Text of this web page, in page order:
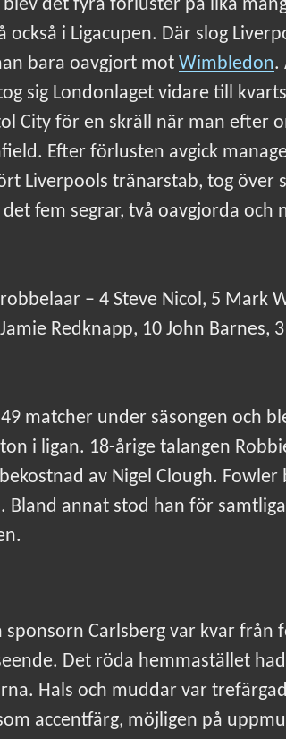
det fyra förluster på lika
i Ligacupen. Där slog
bara oavgjort mot Wimbledon.
sig Londonlaget vidare till
City för en skräll när man efter
Efter förlusten avgick
Liverpools tränarstab, tog över
fem segrar, två oavgjorda och
– 4 Steve Nicol, 5 Mark
Redknapp, 10 John Barnes,
matcher under säsongen och
i ligan. 18-årige talangen
av Nigel Clough.
Bland annat stod han för
Carlsberg var kvar från
Det röda hemmastället
Hals och muddar var
accentfärg, möjligen på